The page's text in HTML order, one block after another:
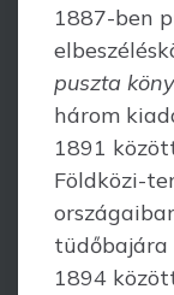
1887-ben
puszta
három
1891
Földközi-
tüdőbajára
1894